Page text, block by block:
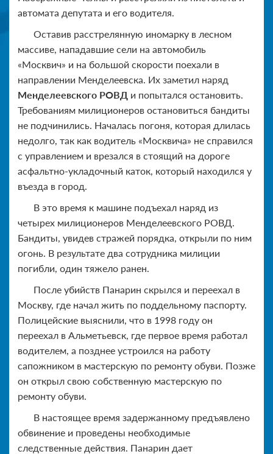
автомата депутата и его водителя.
Оставив расстрелянную иномарку в лесном
массиве, нападавшие сели на автомобиль
«Москвич» и на большой скорости поехали в
направлении Менделеевска. Их заметил наряд
Менделеевского РОВД и попытался остановить.
Требованиям милиционеров остановиться бандиты
не подчинились. Началась погоня, которая длилась
недолго, так как водитель «Москвича» не справился
с управлением и врезался в стоящий на дороге
асфальтно-укладочный каток, который находился у
въезда в город.
В это время к машине подъехал наряд из
четырех милиционеров Менделеевского РОВД.
Бандиты, увидев стражей порядка, открыли по ним
огонь. В результате два сотрудника милиции
погибли, один тяжело ранен.
После убийств Панарин скрылся и переехал в
Москву, где начал жить по поддельному паспорту.
Полицейские выяснили, что в 1998 году он
переехал в Альметьевск, где первое время работал
водителем, а позднее устроился на работу
сапожником в мастерскую по ремонту обуви. Позже
он открыл свою собственную мастерскую по
ремонту обуви.
В настоящее время задержанному предъявлено
обвинение и проведены необходимые
следственные действия. Панарин дает